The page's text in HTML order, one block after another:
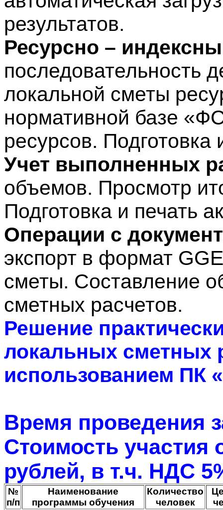
результатов.
Ресурсно –
последовательность
локальной сметы
нормативной базе
ресурсов.
Учет выполненных
объемов. Просмотр
Подготовка и печать
Операции с
экспорт в формат
сметы. Составление
сметных расчетов.
Решение
локальных сметных
использованием ПК
Время проведения
Стоимость участия
рублей, в т.ч. НДС
№
п/п
Наименование
программы обучения
Количество
человек